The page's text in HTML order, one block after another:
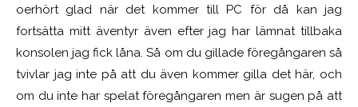
oerhört glad när det kommer till PC för då kan jag
fortsätta mitt äventyr även efter jag har lämnat tillbaka
konsolen jag fick låna. Så om du gillade föregångaren så
tvivlar jag inte på att du även kommer gilla det här, och
om du inte har spelat föregångaren men är sugen på att